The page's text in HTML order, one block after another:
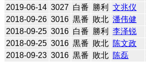
2019-06-14 3027 白番 勝利 文兆仪
2018-09-26 3016 黒番 敗北 潘伟健
2018-09-25 3016 白番 勝利 李泽锐
2018-09-25 3016 黒番 敗北 陈文政
2018-09-23 3016 黒番 敗北 陈磊